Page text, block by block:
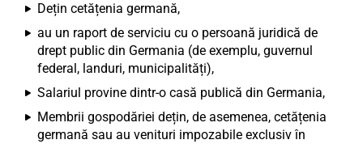
Dețin cetățenia germană,
au un raport de serviciu cu o persoană juridică de
drept public din Germania (de exemplu, guvernul
federal, landuri, municipalități),
Salariul provine dintr-o casă publică din Germania,
Membrii gospodăriei dețin, de asemenea, cetățenia
germană sau au venituri impozabile exclusiv în